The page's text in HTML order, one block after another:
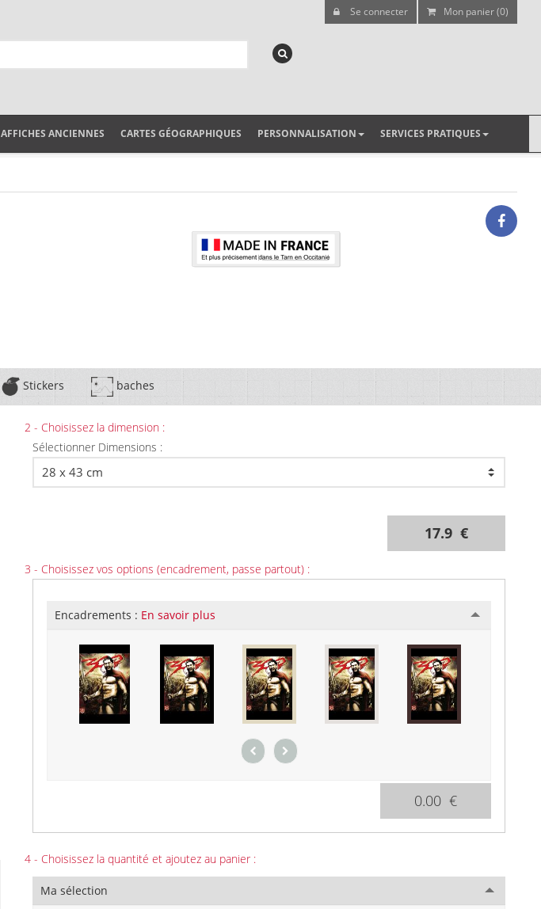
Se connecter Mon panier (0)
AFFICHES ANCIENNES CARTES GÉOGRAPHIQUES PERSONNALISATION SERVICES PRATIQUES
Stickers baches
2 - Choisissez la dimension :
Sélectionner Dimensions :
17.9 €
3 - Choisissez vos options (encadrement, passe partout) :
Encadrements : En savoir plus
0.00 €
4 - Choisissez la quantité et ajoutez au panier :
Ma sélection